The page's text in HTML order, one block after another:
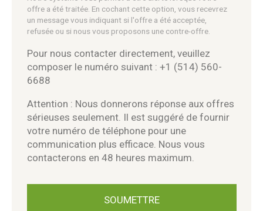
offre a été traitée. En cochant cette option, vous recevrez
un message vous indiquant si l'offre a été acceptée,
refusée ou si nous vous proposons une contre-offre.
Pour nous contacter directement, veuillez
composer le numéro suivant : +1 (514) 560-
6688
Attention : Nous donnerons réponse aux offres
sérieuses seulement. Il est suggéré de fournir
votre numéro de téléphone pour une
communication plus efficace. Nous vous
contacterons en 48 heures maximum.